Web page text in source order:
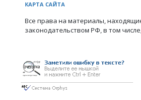
КАРТА САЙТА
Все права на материалы,
законодательством РФ, в том